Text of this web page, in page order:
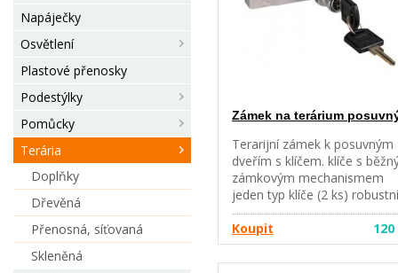
Napáječky
Osvětlení
Plastové přenosky
Podestýlky
Pomůcky
Terária
Doplňky
Dřevěná
Přenosná, síťovaná
Skleněná
Zámek na terárium
Terarijní zámek k posuvným
dveřím s klíčem. klíče s
zámkovým mechanismem
jeden typ klíče (2 ks) robustní
konstrukce
Koupit
120